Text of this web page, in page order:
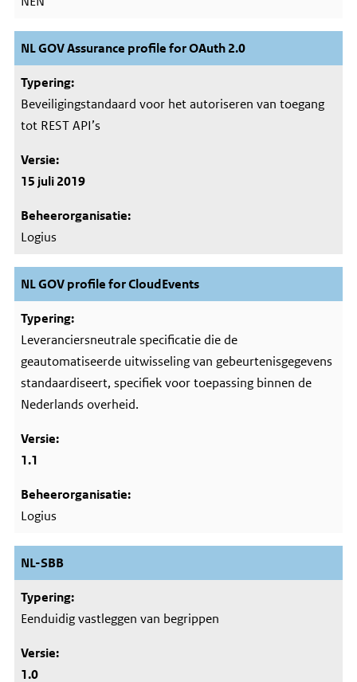
NL GOV Assurance profile for OAuth 2.0
Beveiligingstandaard voor het autoriseren van toegang
tot REST API’s
15 juli 2019
Logius
NL GOV profile for CloudEvents
Leveranciersneutrale specificatie die de
geautomatiseerde uitwisseling van gebeurtenisgegevens
standaardiseert, specifiek voor toepassing binnen de
Nederlands overheid.
1.1
Logius
NL-SBB
Eenduidig vastleggen van begrippen
1.0